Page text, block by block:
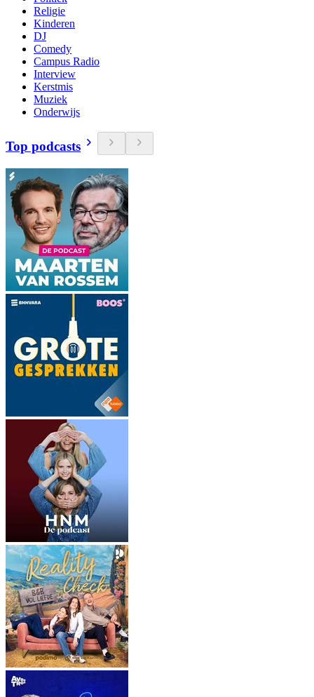
Religie
Kinderen
DJ
Comedy
Campus Radio
Interview
Kerstmis
Muziek
Onderwijs
Top podcasts